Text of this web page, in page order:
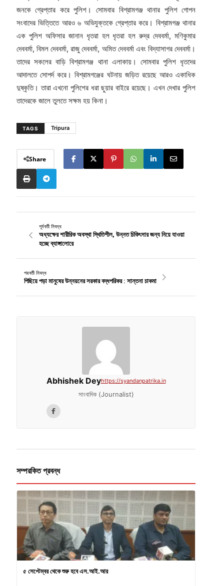
জনকে গ্রেপ্তার করে পুলিশ। সোমবার বিশ্রামগঞ্জ থানার পুলিশ গোপন
সংবাদের ভিত্তিতে আরও ৬ অভিযুক্তকে গ্রেপ্তার করে। বিশ্রামগঞ্জ থানার
এক পুলিশ অফিসার জানান ধৃতরা হল ধৃতরা হল রুদ্র দেববর্মা, মণিকুমার
দেববর্মা, বিমল দেববর্মা, রাজু দেববর্মা, অমিত দেববর্মা এবং বিদ্যাসাগর দেববর্মা।
তাদের সকলের বাড়ি বিশ্রামগঞ্জ থানা এলাকায়। সোমবার পুলিশ ধৃতদের
আদালতে সোপর্দ করে। বিশ্রামগঞ্জের ঘটনায় জড়িত রয়েছে আরও একাধিক
দুষ্কৃতি। তারা এখনো পুলিশের ধরা ছুয়ার বাইরে রয়েছে। এখন দেখার পুলিশ
তাদেরকে জালে তুলতে সক্ষম হয় কিনা।
TAGS Tripura
Share
পূর্ববর্তী নিবন্ধ
অধ্যক্ষের শারীরিক অবস্থা স্থিতিশীল, উন্নত চিকিৎসার জন্য নিয়ে যাওয়া
হচ্ছে ব্যাঙ্গালোরে
পরবর্তী নিবন্ধ
পিছিয়ে পড়া মানুষের উন্নয়নের সরকার বদ্ধপরিকর : সান্তনা চাকমা
Abhishek Deyhttps://syandanpatrika.in
সাংবাদিক (Journalist)
সম্পরকিত প্রবন্ধ
৫ সেপ্টেম্বর থেকে শুরু হবে এস.আই.আর